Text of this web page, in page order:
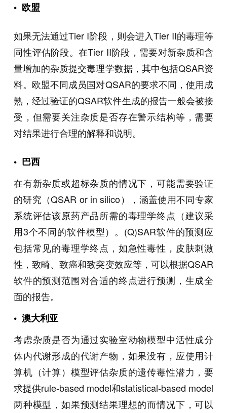
• 欧盟
如果无法通过Tier I阶段，则会进入Tier II的毒理等
同性评估阶段。在Tier II阶段，需要对新杂质和含
量增加的杂质提交毒理学数据，其中包括QSAR资
料。欧盟不同成员国对QSAR的要求不同，使用成
熟，经过验证的QSAR软件生成的报告一般会被接
受，但需要关注杂质是否存在警示结构等，需要
对结果进行合理的解释和说明。
• 巴西
在有新杂质或超标杂质的情况下，可能需要验证
的研究（QSAR or in silico），涵盖使用不同专家
系统评估该原药产品所需的毒理学终点（建议采
用3个不同的软件模型）。(Q)SAR软件的预测应
包括常见的毒理学终点，如急性毒性，皮肤刺激
性，致畸、致癌和致突变效应等，可以根据QSAR
软件的预测范围对合适的终点进行预测，生成全
面的报告。
• 澳大利亚
考虑杂质是否为通过实验室动物模型中活性成分
体内代谢形成的代谢产物，如果没有，应使用计
算机（计算）模型评估杂质的遗传毒性潜力，要
求提供rule-based model和statistical-based model
两种模型，如果预测结果理想的而情况下，可以